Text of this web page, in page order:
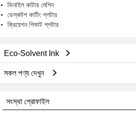
ভিনাইল কাটার মেশিন
ডেস্কটপ কাটিং প্লটার
ক্রিয়েশন পিকাট প্লটার
Eco-Solvent Ink
সকল পণ্য দেখুন
সংস্থা প্রোফাইল